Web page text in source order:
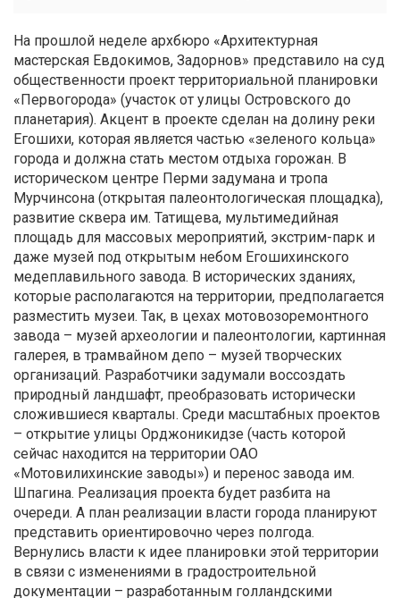
На прошлой неделе архбюро «Архитектурная
мастерская Евдокимов, Задорнов» представило на суд
общественности проект территориальной планировки
«Первогорода» (участок от улицы Островского до
планетария). Акцент в проекте сделан на долину реки
Егошихи, которая является частью «зеленого кольца»
города и должна стать местом отдыха горожан. В
историческом центре Перми задумана и тропа
Мурчинсона (открытая палеонтологическая площадка),
развитие сквера им. Татищева, мультимедийная
площадь для массовых мероприятий, экстрим-парк и
даже музей под открытым небом Егошихинского
медеплавильного завода. В исторических зданиях,
которые располагаются на территории, предполагается
разместить музеи. Так, в цехах мотовозоремонтного
завода – музей археологии и палеонтологии, картинная
галерея, в трамвайном депо – музей творческих
организаций. Разработчики задумали воссоздать
природный ландшафт, преобразовать исторически
сложившиеся кварталы. Среди масштабных проектов
– открытие улицы Орджоникидзе (часть которой
сейчас находится на территории ОАО
«Мотовилихинские заводы») и перенос завода им.
Шпагина. Реализация проекта будет разбита на
очереди. А план реализации власти города планируют
представить ориентировочно через полгода.
Вернулись власти к идее планировки этой территории
в связи с изменениями в градостроительной
документации – разработанным голландскими